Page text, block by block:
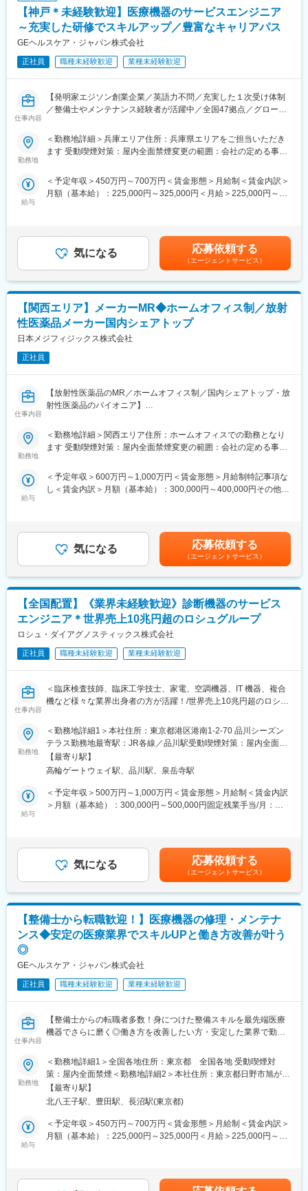
～14:30、4:30～13:00、17:00～翌1:30、8:45～17:15
※シフトに関する補足事項
出荷時間/作業内容の変更に伴い、業務上シフトがごくまれに変更
ントを担って頂けることを期待しております。また、資格取得支
援や個々の経験や強み弱みを振り返り、本人の適性や意欲、キャ
ャリアプランに合わせた環境を提供する制度もあります。
ます。その検査結果は癌の早期発見につながり、治療方針の決定
に大きな影響を及ぼします。質の高い製品を作ることができれ
■当社について：
主な事業分野であるSPECT・PETと呼ばれる核医学検査は、生体
内の微妙な変化をとらえて画像化する「分子イメージング」とい
なりましたが、当社は2005年に国内初のPET検査用放射性医薬品
の承認を取得し、現在は全国11か所の製造拠点のもと安定供給体
制を整えております。
【神戸＊未経験歓迎】医療機器のサービスエンジニア
～充実した研修でスキルアップ／豊富なキャリアパス
GEヘルスケア・ジャパン株式会社
正社員 職種未経験歓迎 業種未経験歓迎
仕事内容
【発明家エジソン創業企業／英語力不問／充実した１次受け体制
／整備士やメンテナンス経験者が活躍中／全国47拠点／グローバ
■業務内容：
医療画像診断装置（CT、MRI）、超音波診断装置や麻酔器
・医療装置の保守 修理、点検等メンテナンス
・機器導入後の技術支援や購入前後のサポート
い。
■就業環境：
年間を通しての残業時間は平均して30～40時間となっており、夜
間の対応につきましては月1、2回のペースです。一次対応はコー
ルセンターが行い、現場での対応が必要な場合のみ、夜間出勤を
します。夜間・休日の出勤はスキルを備えられたことが確認でき
たのちに入ることになりますので、新人の内から対応を求められ
ることはありません。
ポートエンジニアがいるため、最初は専門的な知識はそこまで持
っていなくても大丈夫です。スキルを備えたあとは土日（当番
現場での対応が必要な場合のみ、出勤します。また呼び出し手
当、待機手当、時間外出勤手当などはしっかり完備されておりま
■研修制度：
各営業所の先輩社員とOJT形式で半年～1年程度かけて育成を行い
■長期的な就業可能：
現在は勤続年数20年と在籍している方も多数おり年齢層も20歳～
50歳とバランスよく活躍しています。自己都合の退職も3～5％と
大手日系メーカーと同様に非常に長く働ける環境です。
■キャリアパス：
機械だけでなく電気やIT・科学の知識も身に着けることができま
す。エンジニアのキャリアパスは無限であり、社内公募制度によ
の製品開発・改良、サービス体制の仕組み作りなど積極的なキャ
変更の範囲：会社の定める業務
勤務地
＜勤務地詳細＞兵庫エリア住所：兵庫県エリアをご担当いただき
ます 受動喫煙対策：屋内全面禁煙変更の範囲：会社の定める事業
給与
＜予定年収＞450万円～700万円＜賃金形態＞月給制＜賃金内訳＞
月額（基本給）：225,000円～325,000円＜月給＞225,000円～
までも目安の金額であり、選考を通じて上下する可能性がありま
す。賃金はあくまでも目安の金額であり、選考を通じて上下する
可能性があります。月給(月額)は固定手当を含めた表記です。
気になる 応募依頼する
（エージェントサービス）
【関西エリア】メーカーMR◆ホームオフィス制／放射
性医薬品メーカー国内シェアトップ
日本メジフィジックス株式会社
正社員
仕事内容
【放射性医薬品のMR／ホームオフィス制／国内シェアトップ・放
射性医薬品のパイオニア】
【はじめに】
今回は、放射性医薬品（診断薬）のMRを募集します。SPECT検
【魅力ポイント】
められる非常にやりがいがあります。
■PET検査：
PET検査は、現在注目されている、がんの診断・早期発見を可能
にした画期的な診断法です。この分野はこれまで難しい分野と言
われてきましたが、医療費の高騰が叫ばれている昨今、早期から
の治療が益々重要視されている中で高い注目を集めています。
■事業：
主な事業分野であるSPECT・PETと呼ばれる核医学検査は、生体
あります。特にPET検査はがん診療になくてはならないツールと
なりましたが、当社は2005年に国内初のPET検査用放射性医薬品
制を整えております。
【業務内容】
■最新の学術情報の伝達：
核医学における最新の学術情報を伝達することが、同社のMRに与
えられた最大のミッションです。病院スタッフを対象にした説明
会の開催、検査データの解析方法のアドバイスも行います。
催し、地域の医師へPET検査の有用性を推奨するなど、病診連携
の推進も業務に含まれます。
診断補助として使用する画像解析ツール（ソフト）の紹介・説
明・導入・解説等も診療科医師や放射線科に行います。
【訪問先】
ます。放射線科、脳外科、循環器内科などが主な訪問先です。
す。
約1か月ほど製剤などの研修を行い、顧客先への訪問は先輩社員と
同行していただくことを想定しています。
変更の範囲：会社の定める業務
勤務地
＜勤務地詳細＞関西エリア住所：ホームオフィスでの勤務となり
ます 受動喫煙対策：屋内全面禁煙変更の範囲：会社の定める事業
給与
＜予定年収＞600万円～1,000万円＜賃金形態＞月給制特記事項な
し＜賃金内訳＞月額（基本給）：300,000円～400,000円その他固
月、12月）■業績賞与：年1回（3月）※会社業績及び個人業績のタ
ーゲット100％達成の場合支給■昇給：年1回※深夜就業した場合
は、別途深夜手当支給賃金はあくまでも目安の金額であり、選考
を通じて上下する可能性があります。月給(月額)は固定手当を含め
た表記です。
気になる 応募依頼する
（エージェントサービス）
【全国配置】《業界未経験歓迎》診断機器のサービス
エンジニア＊世界売上10兆円超のロシュグループ
ロシュ・ダイアグノスティックス株式会社
正社員 職種未経験歓迎 業種未経験歓迎
仕事内容
＜臨床検査技師、臨床工学技士、家電、空調機器、IT 機器、複合
機など様々な業界出身者の方が活躍！/世界売上10兆円超のロシュ
業20時間/夜間呼び出しほとんどなし/直行直属/研修体制充実＞
■求人概要：
フィールドサービスエンジニア職として、当社製品の新規据付、
保守点検をお任せいたします。コロナ禍以降、医療や検査の意義
が更に高まりニーズが増加する中での増員採用となります。社会
貢献、顧客への価値向上意識が高く、自身の専門性を高めたい方
・当社検査機器の新規据付
・ユーザー（臨床検査技師）に対する機器の操作説明
※保守点検は契約締結や請求業務はありますが、契約目標などの予
算はありません。
※緊急時の一次対応はコールセンターが対応です。二次対応として
医療機関や検査センターで使用される臨床検査機器になります。
査の質や生産性向上に貢献することができます。実際に本ポジシ
ョンからの声で製品改良に繋がった事例が複数あり、オープンな
■働き方：
・月平均残業時間は20時間程度
・機器の新規設置は夕方～夜にかけて行うケースが月に数回あり
します。夜間/休日の対応は週単位でチームで当番制で行ってお
り、特定の人員が多くならないようにしています。また、当番や
勤務地
＜勤務地詳細1＞本社住所：東京都港区港南1-2-70 品川シーズン
テラス勤務地最寄駅：JR各線／品川駅受動喫煙対策：屋内全面禁
煙＜勤務地詳細2＞全国（エリア確約不可）住所：全国いずれかの
配属となります。 受動喫煙対策：敷地内喫煙可能場所あり変更の
【最寄り駅】
高輪ゲートウェイ駅、品川駅、泉岳寺駅
給与
＜予定年収＞500万円～1,000万円＜賃金形態＞月給制＜賃金内訳
＞月額（基本給）：300,000円～500,000円固定残業手当/月：
でのご経験に応じ、決定します。賃金はあくまでも目安の金額で
あり、選考を通じて上下する可能性があります。月給(月額)は固定
手当を含めた表記です。
気になる 応募依頼する
（エージェントサービス）
【整備士から転職歓迎！】医療機器の修理・メンテナ
ンス◆安定の医療業界でスキルUPと働き方改善が叶う
◎
GEヘルスケア・ジャパン株式会社
正社員 職種未経験歓迎 業種未経験歓迎
仕事内容
【整備士からの転職者多数！身につけた整備スキルを最先端医療
機器でさらに磨く◎働き方を改善したい方・安定した業界で勤務
ー】
■業務内容：
医療画像診断装置（CT,MRI）、超音波診断装置や麻酔器、生体モ
ニターを展開する同社のサービスステーションの一員として、下
記のような業務をお任せします。
・医療装置の保守 修理、点検等メンテナンス
に着けることで自然と対応が可能になりますのでご安心くださ
勤務地
＜勤務地詳細1＞全国各地住所：東京都 全国各地 受動喫煙対
策：屋内全面禁煙＜勤務地詳細2＞本社住所：東京都日野市旭が丘
4-7-127 勤務地最寄駅：JR中央線／豊田駅受動喫煙対策：屋内全
面禁煙変更の範囲：会社の定める事業所（リモートワーク含む）
【最寄り駅】
北八王子駅、豊田駅、長沼駅(東京都)
給与
＜予定年収＞450万円～700万円＜賃金形態＞月給制＜賃金内訳＞
月額（基本給）：225,000円～325,000円＜月給＞225,000円～
までも目安の金額であり、選考を通じて上下する可能性がありま